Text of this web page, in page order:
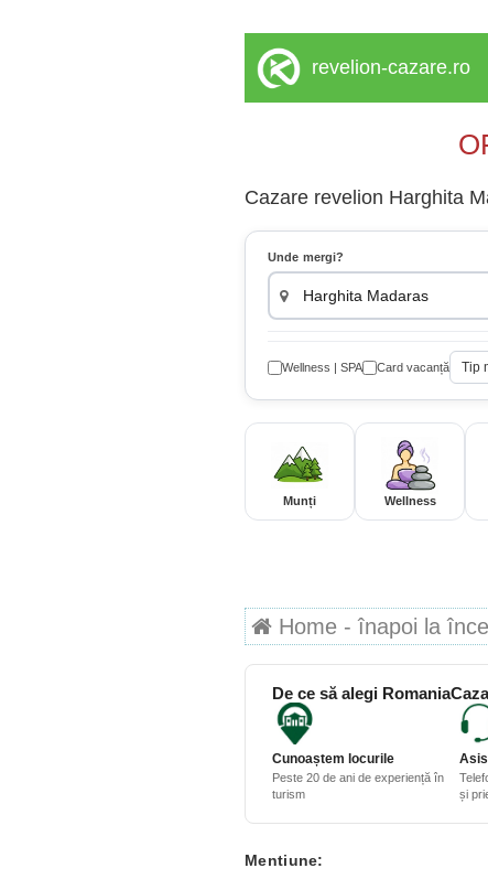
revelion-cazare.ro
Cazare revelion Harghita
Unde mergi?
Wellness | SPA Card vacanță Tip
Munți Wellness
Home - înapoi la
De ce să alegi
Cunoaștem locurile
Peste 20 de ani de experiență în
turism
și
Mentiune: